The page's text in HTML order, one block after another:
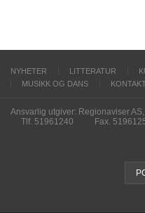
NYHETER LITTERATUR
MUSIKK OG DANS
Ansvarlig utgiver: Regionaviser
Tlf. 51961240
Fax.